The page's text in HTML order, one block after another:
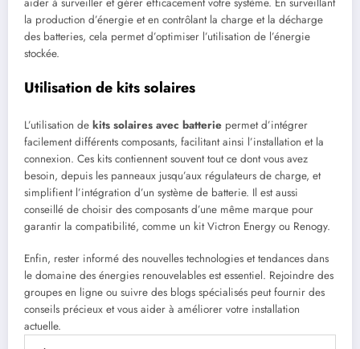
la production d’énergie et en contrôlant la charge et la décharge
des batteries, cela permet d’optimiser l’utilisation de l’énergie
stockée.
Utilisation de kits solaires
L’utilisation de kits solaires avec batterie permet d’intégrer
facilement différents composants, facilitant ainsi l’installation et la
connexion. Ces kits contiennent souvent tout ce dont vous avez
besoin, depuis les panneaux jusqu’aux régulateurs de charge, et
simplifient l’intégration d’un système de batterie. Il est aussi
conseillé de choisir des composants d’une même marque pour
garantir la compatibilité, comme un kit Victron Energy ou Renogy.
Enfin, rester informé des nouvelles technologies et tendances dans
le domaine des énergies renouvelables est essentiel. Rejoindre des
groupes en ligne ou suivre des blogs spécialisés peut fournir des
conseils précieux et vous aider à améliorer votre installation
actuelle.